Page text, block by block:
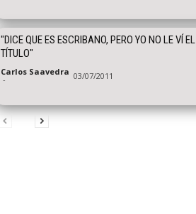
"DICE QUE ES ESCRIBANO, PERO YO NO LE VÍ EL
TÍTULO"
Carlos Saavedra
- 03/07/2011